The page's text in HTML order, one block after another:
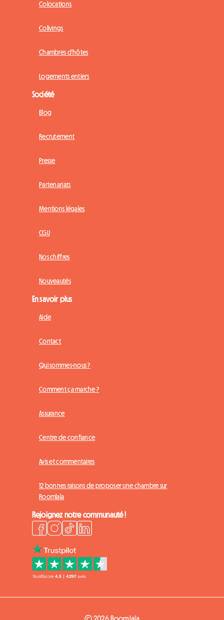
Colocations
Colivings
Chambres d'hôtes
Logements entiers
Société
Blog
Recrutement
Presse
Partenariats
Mentions légales
CGU
Nos chiffres
Nouveautés
En savoir plus
Aide
Contact
Qui sommes-nous ?
Comment ça marche ?
Assurance
Centre de confiance
Avis et commentaires
12 bonnes raisons de proposer une chambre sur
Roomlala
Rejoignez notre communauté !